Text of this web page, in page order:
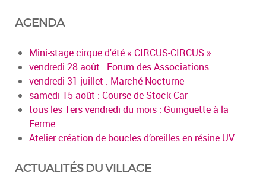
AGENDA
Mini-stage cirque d'été « CIRCUS-CIRCUS »
vendredi 28 août : Forum des Associations
vendredi 31 juillet : Marché Nocturne
samedi 15 août : Course de Stock Car
tous les 1ers vendredi du mois : Guinguette à la
Ferme
Atelier création de boucles d’oreilles en résine UV
ACTUALITÉS DU VILLAGE